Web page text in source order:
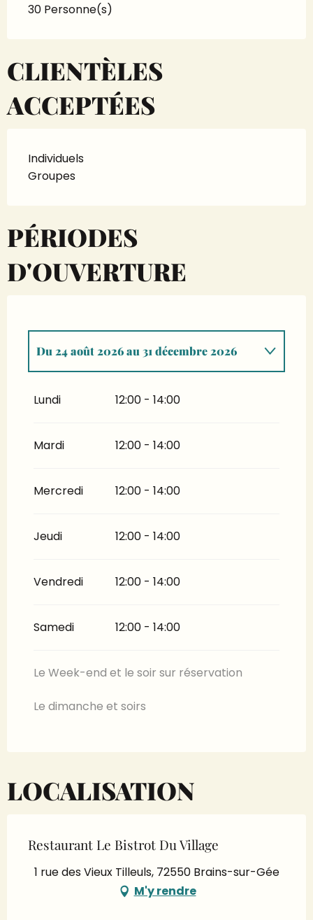
30 Personne(s)
CLIENTÈLES
ACCEPTÉES
Individuels
Groupes
PÉRIODES
D'OUVERTURE
1 janvier 2026au 31 juillet 2026
Du24 août 2026au31 décembre 2026
Lundi 12:00 - 14:00
Mardi 12:00 - 14:00
Mercredi 12:00 - 14:00
Jeudi 12:00 - 14:00
Vendredi 12:00 - 14:00
Samedi 12:00 - 14:00
Le Week-end et le soir sur réservation
Le dimanche et soirs
LOCALISATION
Restaurant Le Bistrot Du Village
1 rue des Vieux Tilleuls, 72550 Brains-sur-Gée
M'y rendre